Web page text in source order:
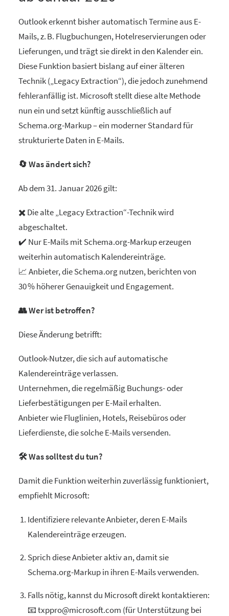
Outlook erkennt bisher automatisch Termine aus E-
Mails, z. B. Flugbuchungen, Hotelreservierungen oder
Lieferungen, und trägt sie direkt in den Kalender ein.
Diese Funktion basiert bislang auf einer älteren
Technik („Legacy Extraction“), die jedoch zunehmend
fehleranfällig ist. Microsoft stellt diese alte Methode
nun ein und setzt künftig ausschließlich auf
Schema.org-Markup – ein moderner Standard für
strukturierte Daten in E-Mails.
🔄 Was ändert sich?
Ab dem 31. Januar 2026 gilt:
✖️ Die alte „Legacy Extraction“-Technik wird
abgeschaltet.
✔️ Nur E-Mails mit Schema.org-Markup erzeugen
weiterhin automatisch Kalendereinträge.
📈 Anbieter, die Schema.org nutzen, berichten von
30 % höherer Genauigkeit und Engagement.
👥 Wer ist betroffen?
Diese Änderung betrifft:
Outlook-Nutzer, die sich auf automatische
Kalendereinträge verlassen.
Unternehmen, die regelmäßig Buchungs- oder
Lieferbestätigungen per E-Mail erhalten.
Anbieter wie Fluglinien, Hotels, Reisebüros oder
Lieferdienste, die solche E-Mails versenden.
🛠️ Was solltest du tun?
Damit die Funktion weiterhin zuverlässig funktioniert,
empfiehlt Microsoft:
Identifiziere relevante Anbieter, deren E-Mails
Kalendereinträge erzeugen.
Sprich diese Anbieter aktiv an, damit sie
Schema.org-Markup in ihren E-Mails verwenden.
Falls nötig, kannst du Microsoft direkt kontaktieren:
📧 txppro@microsoft.com (für Unterstützung bei